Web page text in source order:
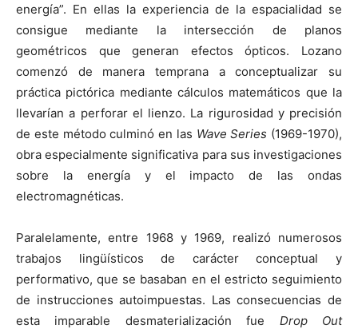
energía”. En ellas la experiencia de la espacialidad se
consigue mediante la intersección de planos
geométricos que generan efectos ópticos. Lozano
comenzó de manera temprana a conceptualizar su
práctica pictórica mediante cálculos matemáticos que la
llevarían a perforar el lienzo. La rigurosidad y precisión
de este método culminó en las Wave Series (1969-1970),
obra especialmente significativa para sus investigaciones
sobre la energía y el impacto de las ondas
electromagnéticas.
Paralelamente, entre 1968 y 1969, realizó numerosos
trabajos lingüísticos de carácter conceptual y
performativo, que se basaban en el estricto seguimiento
de instrucciones autoimpuestas. Las consecuencias de
esta imparable desmaterialización fue Drop Out